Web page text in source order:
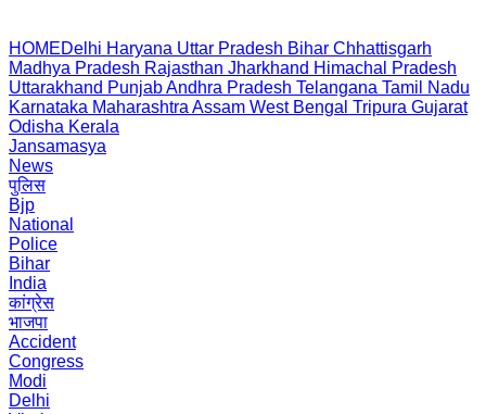
HOMEDelhi Haryana Uttar Pradesh Bihar Chhattisgarh
Madhya Pradesh Rajasthan Jharkhand Himachal Pradesh
Uttarakhand PunjabAndhra Pradesh Telangana Tamil Nadu
Karnataka Maharashtra Assam West Bengal Tripura Gujarat
Odisha Kerala
Jansamasya
News
पुलिस
Bjp
National
Police
Bihar
India
कांग्रेस
भाजपा
Accident
Congress
Modi
Delhi